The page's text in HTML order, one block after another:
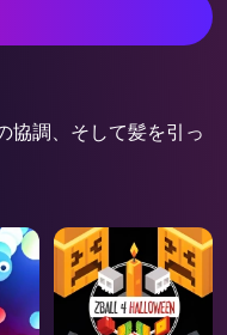
調、そして髪を引っ